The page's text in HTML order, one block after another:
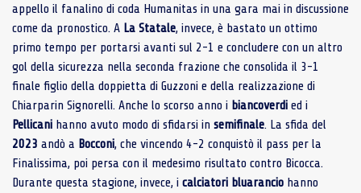
appello il fanalino di coda Humanitas in una gara mai in discussione
come da pronostico. A La Statale, invece, è bastato un ottimo
primo tempo per portarsi avanti sul 2-1 e concludere con un altro
gol della sicurezza nella seconda frazione che consolida il 3-1
finale figlio della doppietta di Guzzoni e della realizzazione di
Chiarparin Signorelli. Anche lo scorso anno i biancoverdi ed i
Pellicani hanno avuto modo di sfidarsi in semifinale. La sfida del
2023 andò a Bocconi, che vincendo 4-2 conquistò il pass per la
Finalissima, poi persa con il medesimo risultato contro Bicocca.
Durante questa stagione, invece, i calciatori bluarancio hanno